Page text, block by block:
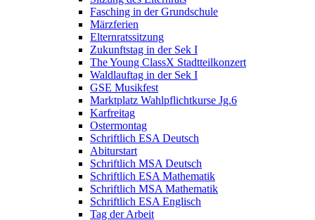
Fasching in der Grundschule
Märzferien
Elternratssitzung
Zukunftstag in der Sek I
The Young ClassX Stadtteilkonzert
Waldlauftag in der Sek I
GSE Musikfest
Marktplatz Wahlpflichtkurse Jg.6
Karfreitag
Ostermontag
Schriftlich ESA Deutsch
Abiturstart
Schriftlich MSA Deutsch
Schriftlich ESA Mathematik
Schriftlich MSA Mathematik
Schriftlich ESA Englisch
Tag der Arbeit